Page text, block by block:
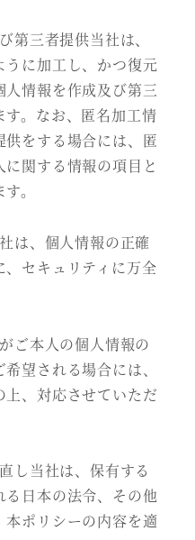
第三者提供当社は、
に加工し、かつ復元
情報を作成及び第三
。なお、匿名加工情
をする場合には、匿
関する情報の項目と
。
は、個人情報の正確
セキュリティに万全
ご本人の個人情報の
望される場合には、
上、対応させていただ
し当社は、保有する
日本の法令、その他
ポリシーの内容を適